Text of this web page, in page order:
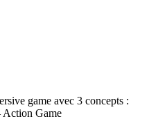
game avec 3 concepts :
Action Game